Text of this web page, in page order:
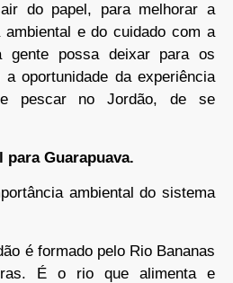
do papel, para melhorar a
ambiental e do cuidado com a
gente possa deixar para os
oportunidade da experiência
pescar no Jordão, de se
para Guarapuava.
ambiental do sistema
é formado pelo Rio Bananas
É o rio que alimenta e